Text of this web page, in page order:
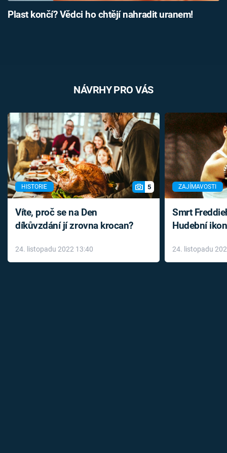
Plast končí? Vědci ho chtějí nahradit uranem!
NÁVRHY PRO VÁS
HISTORIE 5
Víte, proč se na Den
díkůvzdání jí zrovna krocan?
24. listopadu 2022 13:40
ZAJÍMAVOSTI
Smrt
Hudební
léky
24. listopadu